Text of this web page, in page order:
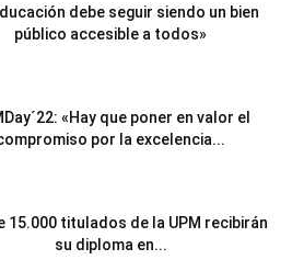
debe seguir siendo un bien
público accesible a todos»
«Hay que poner en valor el
por la excelencia...
15.000 titulados de la UPM recibirán
su diploma en...